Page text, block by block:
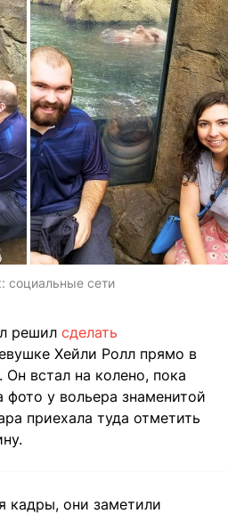
социальные сети
решил сделать
Хейли Ролл прямо в
встал на колено, пока
у вольера знаменитой
приехала туда отметить
кадры, они заметили